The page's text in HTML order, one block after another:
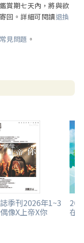
賞期七天內，將與欲
回。詳細可閱讀退換
見問題 。
季刊2026年1~3
像X上帝X你 在